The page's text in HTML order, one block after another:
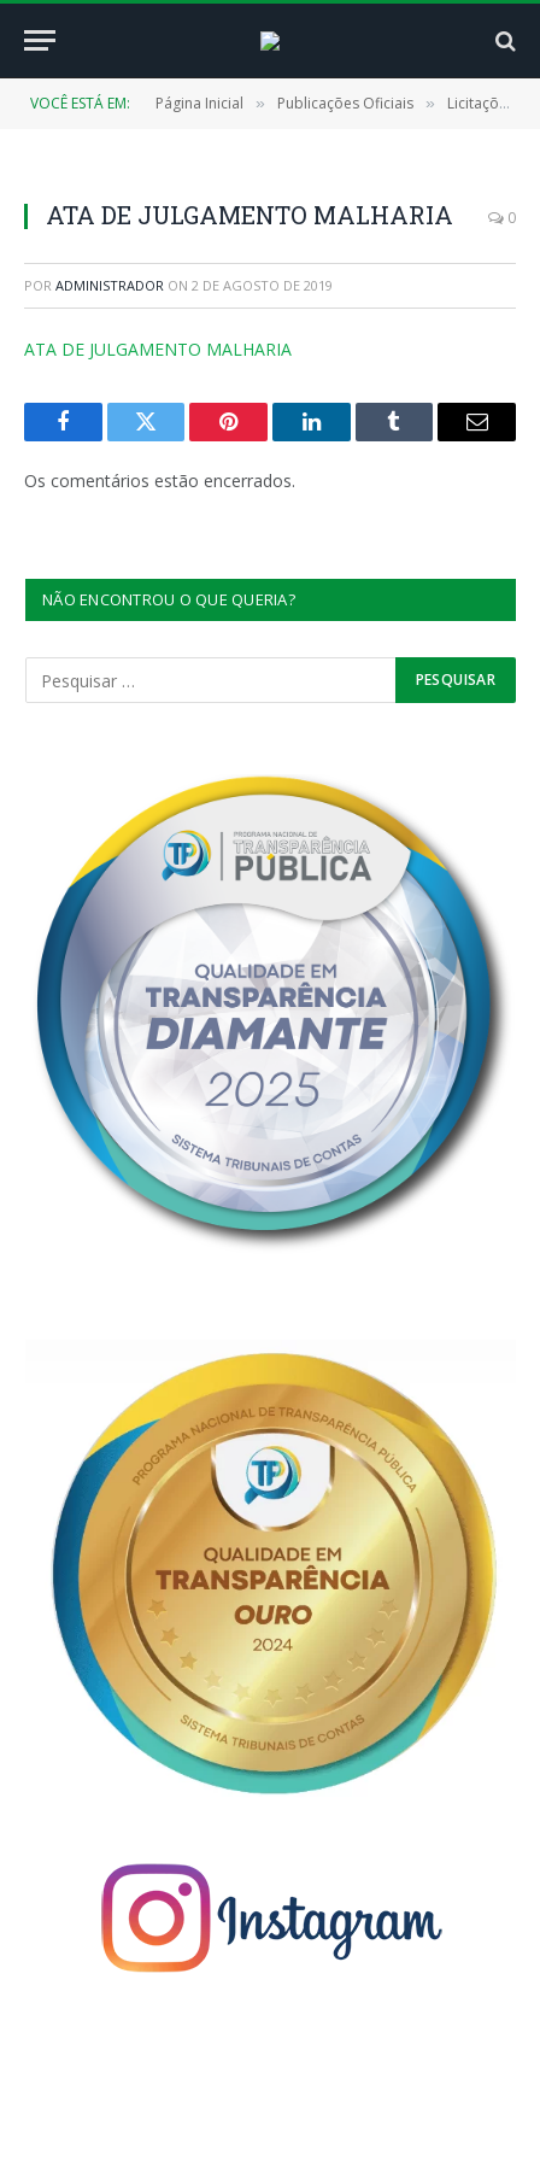
VOCÊ ESTÁ EM: Página Inicial » Publicações Oficiais » Licitações
ATA DE JULGAMENTO MALHARIA 0
POR ADMINISTRADOR ON 2 DE AGOSTO DE 2019
ATA DE JULGAMENTO MALHARIA
FacebookTwitter Pinterest LinkedInTumblr
E-
Os comentários estão encerrados.
NÃO ENCONTROU O QUE QUERIA?